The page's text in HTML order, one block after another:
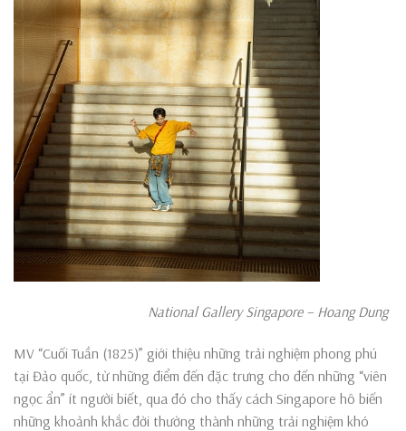
National Gallery Singapore – Hoang Dung
MV “Cuối Tuần (1825)” giới thiệu những trải nghiệm phong phú
tại Đảo quốc, từ những điểm đến đặc trưng cho đến những “viên
ngọc ẩn” ít người biết, qua đó cho thấy cách Singapore hô biến
những khoảnh khắc đời thường thành những trải nghiệm khó